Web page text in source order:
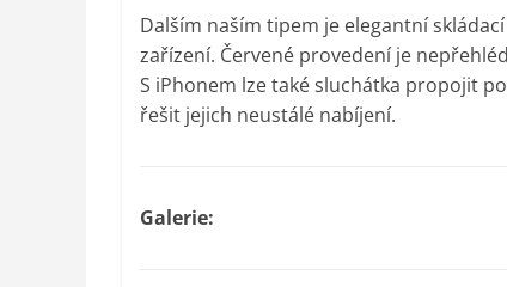
Dalším naším tipem je elegantní
zařízení. Červené provedení je
S iPhonem lze také sluchátka propojit
řešit jejich neustálé nabíjení.
Galerie: